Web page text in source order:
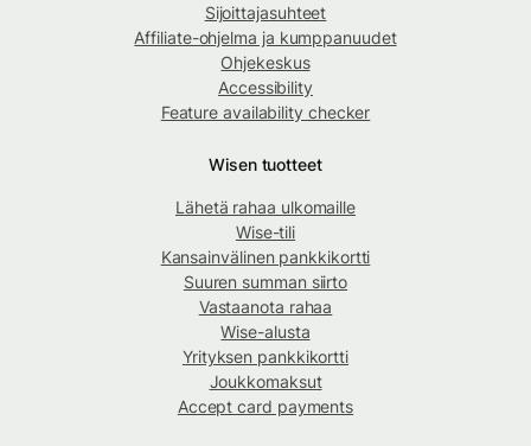
Sijoittajasuhteet
Affiliate-ohjelma ja kumppanuudet
Ohjekeskus
Accessibility
Feature availability checker
Wisen tuotteet
Lähetä rahaa ulkomaille
Wise-tili
Kansainvälinen pankkikortti
Suuren summan siirto
Vastaanota rahaa
Wise-alusta
Yrityksen pankkikortti
Joukkomaksut
Accept card payments